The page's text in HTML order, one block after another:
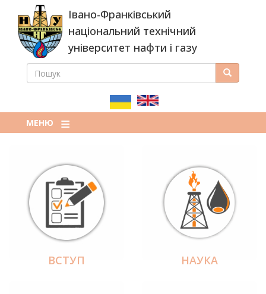
основного
вмісту
Івано-Франківський
національний технічний
університет нафти і газу
ПОШУКОВА
ПОШУК Пошук
МЕНЮ
ВСТУП НАУКА